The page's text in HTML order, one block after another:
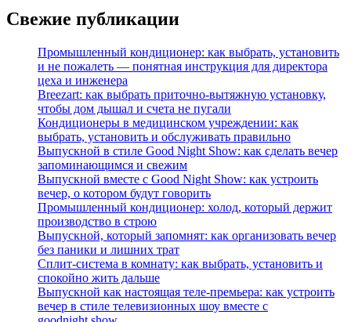
Свежие публикации
Промышленный кондиционер: как выбрать, установить
и не пожалеть — понятная инструкция для директора
цеха и инженера
Breezart: как выбрать приточно-вытяжную установку,
чтобы дом дышал и счета не пугали
Кондиционеры в медицинском учреждении: как
выбрать, установить и обслуживать правильно
Выпускной в стиле Good Night Show: как сделать вечер
запоминающимся и свежим
Выпускной вместе с Good Night Show: как устроить
вечер, о котором будут говорить
Промышленный кондиционер: холод, который держит
производство в строю
Выпускной, который запомнят: как организовать вечер
без паники и лишних трат
Сплит‑система в комнату: как выбрать, установить и
спокойно жить дальше
Выпускной как настоящая теле‑премьера: как устроить
вечер в стиле телевизионных шоу вместе с